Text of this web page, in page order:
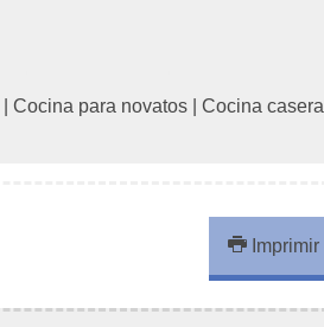
Cocina para novatos Cocina casera
Imprimir